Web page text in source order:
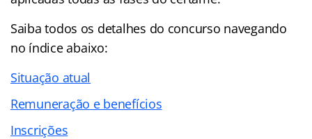
Saiba todos os detalhes do concurso navegando
no índiceabaixo:
Situação atual
Remuneração e benefícios
Inscrições